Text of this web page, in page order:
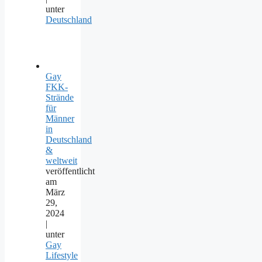
unter
Deutschland
Gay
FKK-
Strände
für
Männer
in
Deutschland
&
weltweit
veröffentlicht
am
März
29,
2024
|
unter
Gay
Lifestyle